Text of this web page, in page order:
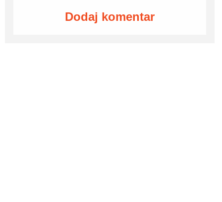
Dodaj komentar